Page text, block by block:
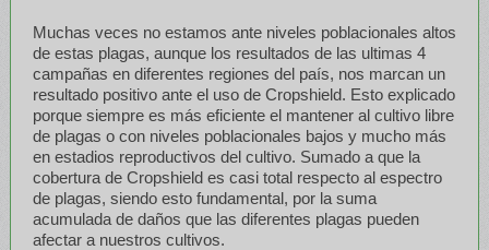
Muchas veces no estamos ante niveles poblacionales altos
de estas plagas, aunque los resultados de las ultimas 4
campañas en diferentes regiones del país, nos marcan un
resultado positivo ante el uso de Cropshield. Esto explicado
porque siempre es más eficiente el mantener al cultivo libre
de plagas o con niveles poblacionales bajos y mucho más
en estadios reproductivos del cultivo. Sumado a que la
cobertura de Cropshield es casi total respecto al espectro
de plagas, siendo esto fundamental, por la suma
acumulada de daños que las diferentes plagas pueden
afectar a nuestros cultivos.